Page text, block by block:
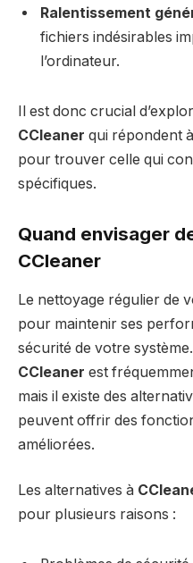
Ralentissement
fichiers indésirables
l’ordinateur.
Il est donc crucial
CCleaner qui répondent
pour trouver celle qui
spécifiques.
Quand envisager
CCleaner
Le nettoyage régulier de
pour maintenir ses
sécurité de votre
CCleaner est
mais il existe des
peuvent offrir des
améliorées.
Les alternatives à
pour plusieurs raisons :